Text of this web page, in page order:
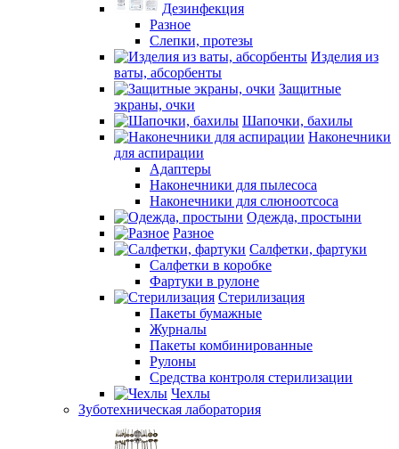
Дезинфекция
Разное
Слепки, протезы
Изделия из
ваты, абсорбенты
Защитные
экраны, очки
Шапочки, бахилы
Наконечники
для аспирации
Адаптеры
Наконечники для пылесоса
Наконечники для слюноотсоса
Одежда, простыни
Разное
Салфетки, фартуки
Салфетки в коробке
Фартуки в рулоне
Стерилизация
Пакеты бумажные
Журналы
Пакеты комбинированные
Рулоны
Средства контроля стерилизации
Чехлы
Зуботехническая лаборатория